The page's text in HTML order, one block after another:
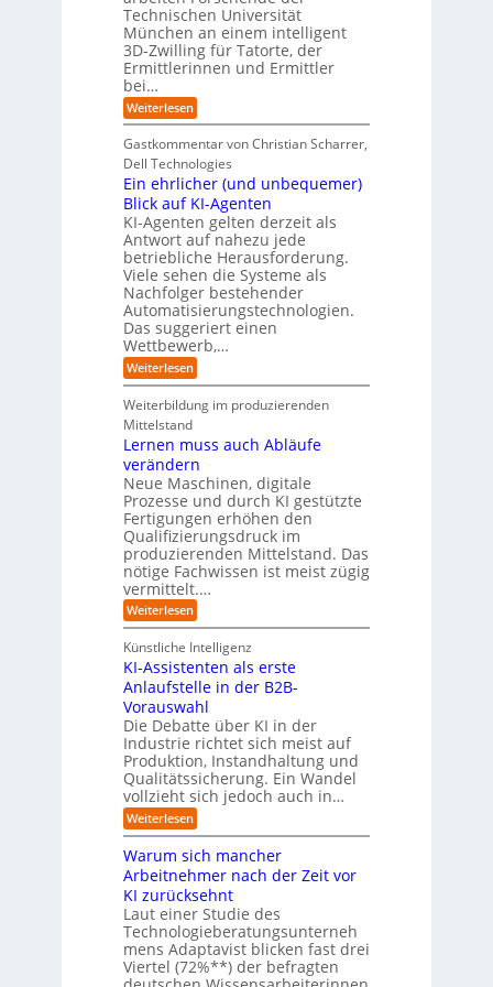
o
u
t
e
-
H
e
r
s
t
e
l
l
e
r
n
n
K
I
-
r
o
j
e
k
t
e
i
n
d
e
r
I
n
d
u
s
t
r
i
e
e
r
m
ö
g
l
i
c
h
e
n
n
d
e
s
C
b
e
r
r
s
i
k
o
,
w
a
c
h
s
e
n
d
e
R
a
n
o
m
w
a
r
e
-
G
e
f
a
h
t
e
s
L
e
e
n
ü
r
I
n
d
u
s
t
r
i
e
r
o
b
o
t
r
Technischen Universität
München an einem intelligent
3D-Zwilling für Tatorte, der
Ermittlerinnen und Ermittler
bei…
Weiterlesen:
E
n
3
D
-
Z
w
i
l
l
i
n
g
f
ü
r
T
t
o
r
t
e
Gastkommentar von Christian Scharrer,
Dell Technologies
Ein ehrlicher (und unbequemer)
Blick auf KI-Agenten
KI-Agenten gelten derzeit als
Antwort auf nahezu jede
betriebliche Herausforderung.
Viele sehen die Systeme als
Nachfolger bestehender
Automatisierungstechnologien.
Das suggeriert einen
Wettbewerb,…
Weiterlesen:
E
n
e
h
r
l
i
c
h
e
r
(
u
n
d
u
n
e
q
u
e
m
e
r
)
B
l
i
k
a
u
f
K
I
-
A
g
Weiterbildung im produzierenden
Mittelstand
Lernen muss auch Abläufe
verändern
Neue Maschinen, digitale
Prozesse und durch KI gestützte
Fertigungen erhöhen den
Qualifizierungsdruck im
produzierenden Mittelstand. Das
nötige Fachwissen ist meist zügig
vermittelt.…
Weiterlesen:
L
e
r
n
e
n
m
u
s
s
a
u
c
h
A
b
l
ä
u
f
e
v
e
r
Künstliche Intelligenz
KI-Assistenten als erste
Anlaufstelle in der B2B-
Vorauswahl
Die Debatte über KI in der
Industrie richtet sich meist auf
Produktion, Instandhaltung und
Qualitätssicherung. Ein Wandel
vollzieht sich jedoch auch in…
Weiterlesen:
K
I
-
A
s
s
i
s
t
e
Warum sich mancher
Arbeitnehmer nach der Zeit vor
KI zurücksehnt
Laut einer Studie des
Technologieberatungsunterneh
mens Adaptavist blicken fast drei
Viertel (72%**) der befragten